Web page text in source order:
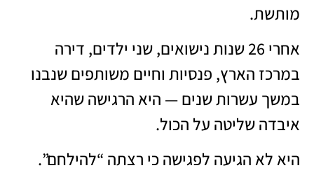
מותשת.
אחרי 26 שנות נישואים, שני ילדים, דירה
במרכז הארץ, פנסיות וחיים משותפים שנבנו
במשך עשרות שנים — היא הרגישה שהיא
איבדה שליטה על הכול.
היא לא הגיעה לפגישה כי רצתה “להילחם”.